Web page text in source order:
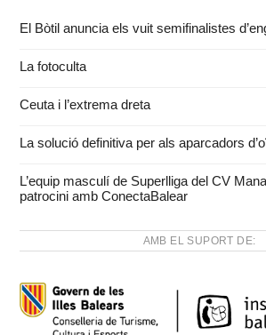
El Bòtil anuncia els vuit semifinalistes
La fotoculta
Ceuta i l’extrema dreta
La solució definitiva per als aparcadors
L’equip masculí de Superlliga del CV
patrocini amb ConectaBalear
AMB EL SUPORT DE: